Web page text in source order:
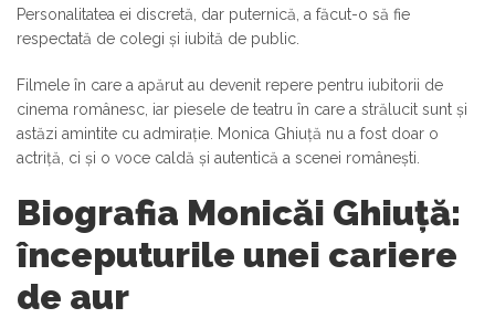
Personalitatea ei discretă, dar puternică, a făcut-o să fie
respectată de colegi și iubită de public.
Filmele în care a apărut au devenit repere pentru iubitorii de
cinema românesc, iar piesele de teatru în care a strălucit sunt și
astăzi amintite cu admirație. Monica Ghiuță nu a fost doar o
actriță, ci și o voce caldă și autentică a scenei românești.
Biografia Monicăi Ghiuță:
începuturile unei cariere
de aur